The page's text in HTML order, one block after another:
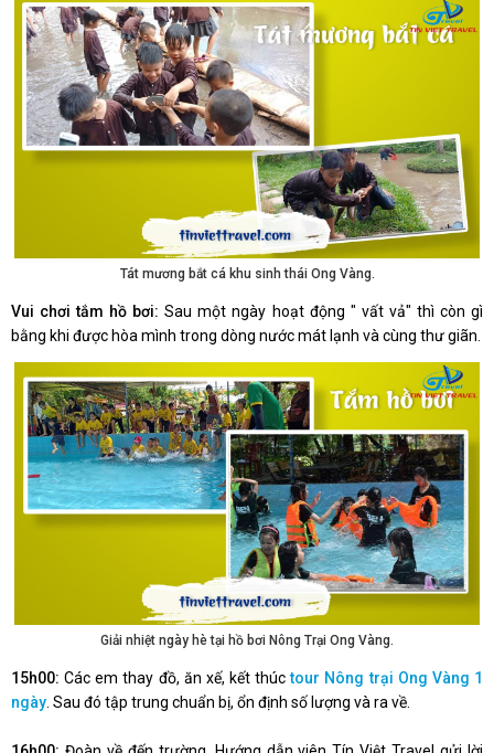
Tát mương bắt cá khu sinh thái Ong Vàng.
Vui chơi tắm hồ bơi:Sau một ngày hoạt động " vất vả" thì còn gì
bằng khi được hòa mình trong dòng nước mát lạnh và cùng thư giãn.
Giải nhiệt ngày hè tại hồ bơi Nông Trại Ong Vàng.
15h00: Các em thay đồ, ăn xế, kết thúctour Nông trại Ong Vàng 1
ngày . Sau đó tập trung chuẩn bị, ổn định số lượng và ra về.